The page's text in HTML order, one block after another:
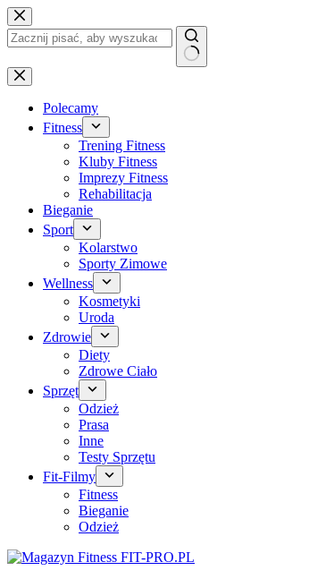
Przejdź
do
treści
Brak
wyników
Polecamy
Fitness
Trening Fitness
Kluby Fitness
Imprezy Fitness
Rehabilitacja
Bieganie
Sport
Kolarstwo
Sporty Zimowe
Wellness
Kosmetyki
Uroda
Zdrowie
Diety
Zdrowe Ciało
Sprzęt
Odzież
Prasa
Inne
Testy Sprzętu
Fit-Filmy
Fitness
Bieganie
Odzież